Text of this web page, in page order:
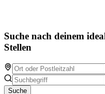
Suche nach deinem
Stellen
Suche